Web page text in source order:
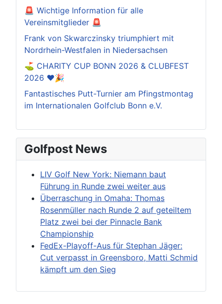
🚨 Wichtige Information für alle
Vereinsmitglieder 🚨
Frank von Skwarczinsky triumphiert mit
Nordrhein-Westfalen in Niedersachsen
⛳️ CHARITY CUP BONN 2026 & CLUBFEST
2026 ❤️🎉
Fantastisches Putt-Turnier am Pfingstmontag
im Internationalen Golfclub Bonn e.V.
Golfpost News
LIV Golf New York: Niemann baut
Führung in Runde zwei weiter aus
Überraschung in Omaha: Thomas
Rosenmüller nach Runde 2 auf geteiltem
Platz zwei bei der Pinnacle Bank
Championship
FedEx-Playoff-Aus für Stephan Jäger:
Cut verpasst in Greensboro, Matti Schmid
kämpft um den Sieg